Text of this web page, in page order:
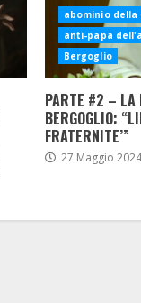
abominio della
anti-papa
Bergoglio
PARTE #2 – LA
BERGOGLIO:
FRATERNITE’”
27 Maggio 2024